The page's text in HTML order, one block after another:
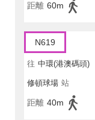
距離 60m
N619
往 中環(港澳碼頭)
修頓球場 站
距離 40m